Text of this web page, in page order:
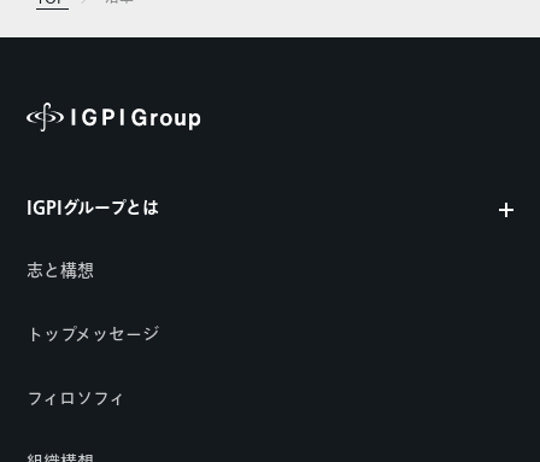
IGPIグループとは
志と構想
トップメッセージ
フィロソフィ